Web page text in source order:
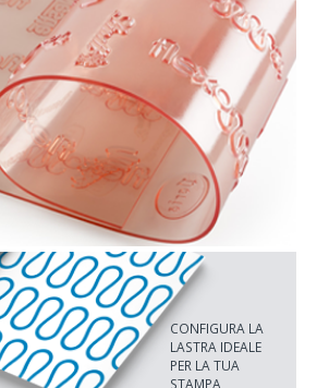
CONFIGURA LA
LASTRA IDEALE
PER LA TUA
STAMPA